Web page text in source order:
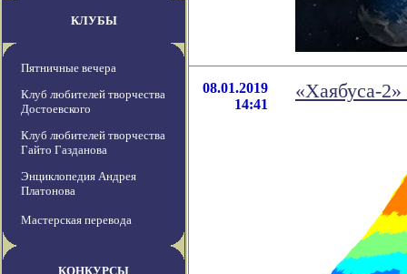
КЛУБЫ
Пятничные вечера
Клуб любителей творчества
Достоевского
Клуб любителей творчества
Гайто Газданова
Энциклопедия Андрея
Платонова
Мастерская перевода
КОНКУРСЫ
08.01.2019
14:41
«Хаябуса-